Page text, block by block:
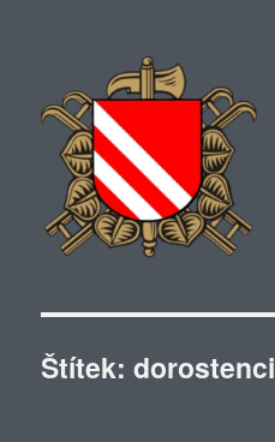
Štítek:dorostenci